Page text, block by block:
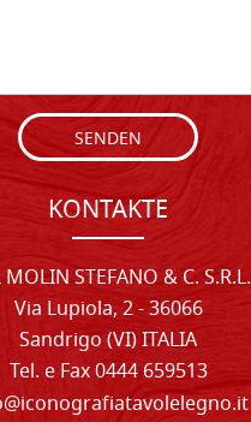
SENDEN
KONTAKTE
MOLIN STEFANO & C. S.R.L.
Via Lupiola, 2 - 36066
Sandrigo (VI) ITALIA
Tel. e Fax 0444 659513